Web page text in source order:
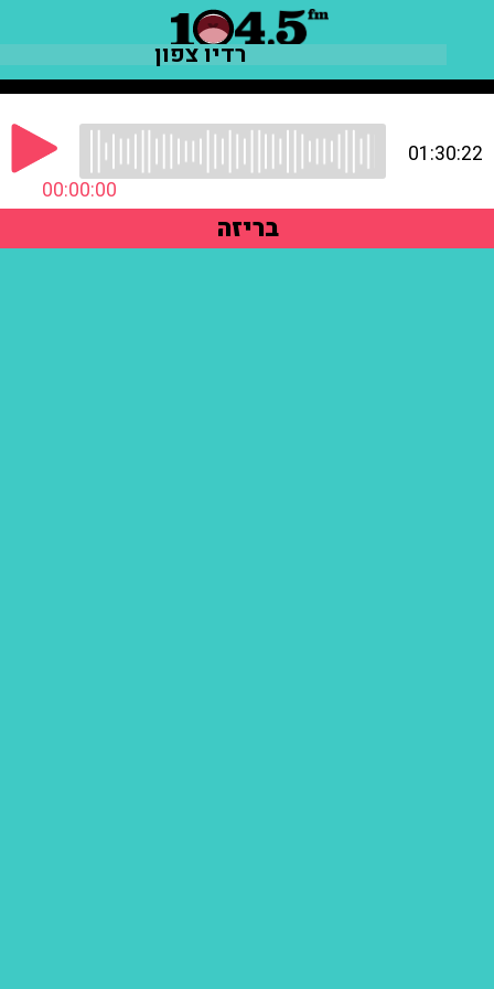
רדיו צפון
00:00:00
01:30:22
בריזה